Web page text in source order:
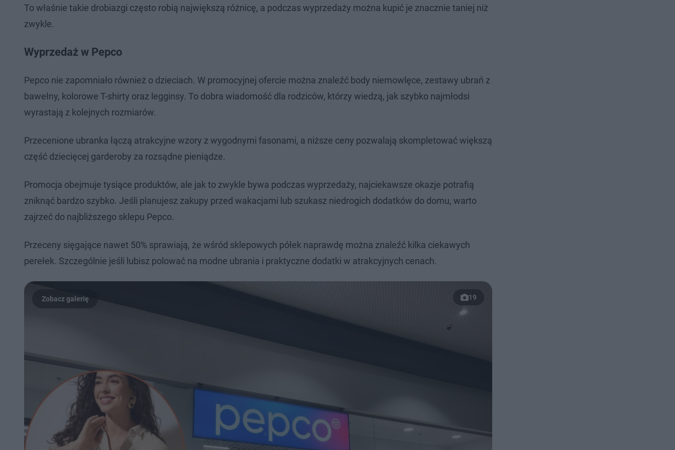
To właśnie takie drobiazgi często robią największą różnicę, a podczas wyprzedaży można kupić je znacznie taniej niż
zwykle.
Wyprzedaż w Pepco
Pepco nie zapomniało również o dzieciach. W promocyjnej ofercie można znaleźć body niemowlęce, zestawy ubrań z
bawełny, kolorowe T-shirty oraz legginsy. To dobra wiadomość dla rodziców, którzy wiedzą, jak szybko najmłodsi
wyrastają z kolejnych rozmiarów.
Przecenione ubranka łączą atrakcyjne wzory z wygodnymi fasonami, a niższe ceny pozwalają skompletować większą
część dziecięcej garderoby za rozsądne pieniądze.
Promocja obejmuje tysiące produktów, ale jak to zwykle bywa podczas wyprzedaży, najciekawsze okazje potrafią
zniknąć bardzo szybko. Jeśli planujesz zakupy przed wakacjami lub szukasz niedrogich dodatków do domu, warto
zajrzeć do najbliższego sklepu Pepco.
Przeceny sięgające nawet 50% sprawiają, że wśród sklepowych półek naprawdę można znaleźć kilka ciekawych
perełek. Szczególnie jeśli lubisz polować na modne ubrania i praktyczne dodatki w atrakcyjnych cenach.
19